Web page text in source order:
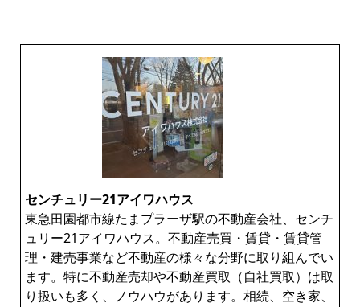
センチュリー21アイワハウス
東急田園都市線たまプラーザ駅の不動産会社、センチ
ュリー21アイワハウス。不動産売買・賃貸・賃貸管
理・建売事業など不動産の様々な分野に取り組んでい
ます。特に不動産売却や不動産買取（自社買取）は取
り扱いも多く、ノウハウがあります。相続、空き家、